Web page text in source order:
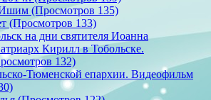
(Просмотров 135)
(Просмотров 133)
на дни святителя Иоанна
Кирилл в Тобольске.
132)
Тюменской епархии. Видеофильм